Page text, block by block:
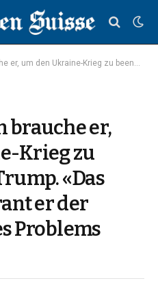
sagt Trump. «Das zeigt, wie ignorant er der Komplexität des Problems begegnet»
brauche er,
Krieg zu
«Das
er der
Problems